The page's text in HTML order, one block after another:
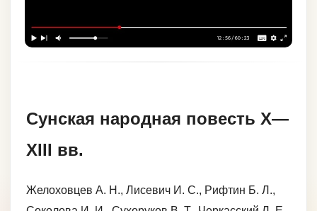
Сунская народная повесть Х—
XIII вв.
Желоховцев А. Н., Лисевич И. С., Рифтин Б. Л.,